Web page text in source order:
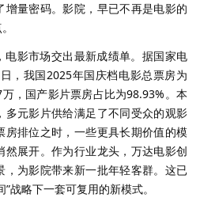
增量密码。影院，早已不再是电影的
电影市场交出最新成绩单。据国家电
，我国2025年国庆档电影总票房为
，国产影片票房占比为98.93%。本
多元影片供给满足了不同受众的观影
房排位之时，一些更具长期价值的模
展开。作为行业龙头，万达电影创
，为影院带来新一批年轻客群。这已
战略下一套可复用的新模式。